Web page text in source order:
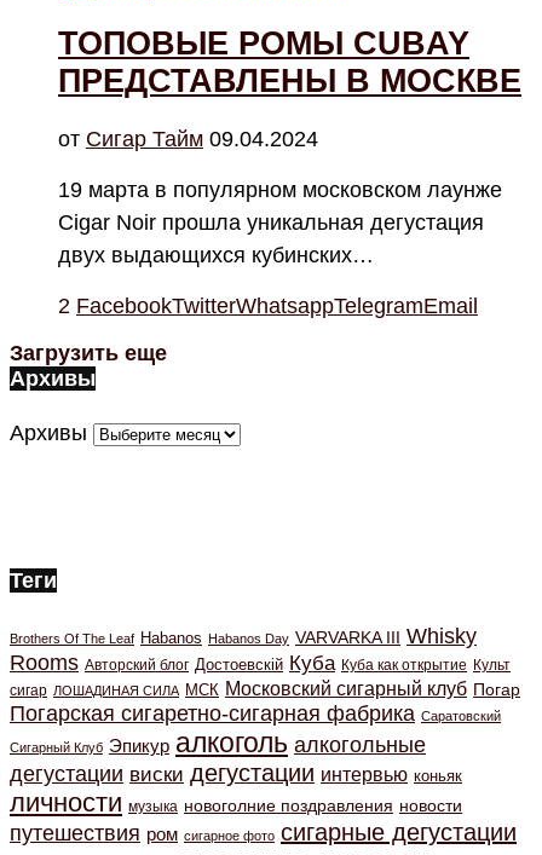
ТОПОВЫЕ РОМЫ CUBAY
ПРЕДСТАВЛЕНЫ В МОСКВЕ
от Cигар Тайм 09.04.2024
19 марта в популярном московском лаунже
Cigar Noir прошла уникальная дегустация
двух выдающихся кубинских…
2 FacebookTwitterWhatsappTelegramEmail
Загрузить еще
Архивы
Архивы
Теги
Brothers Of The Leaf Habanos Habanos Day VARVARKA III Whisky
Rooms Авторский блог Достоевскiй Куба Куба как открытие Культ
сигар ЛОШАДИНАЯ СИЛА МСК Московский сигарный клуб Погар
Погарская сигаретно-сигарная фабрика Саратовский
Сигарный Клуб Эпикур алкоголь алкогольные
дегустации виски дегустации интервью коньяк
личности музыка новоголние поздравления новости
путешествия ром сигарное фото сигарные дегустации